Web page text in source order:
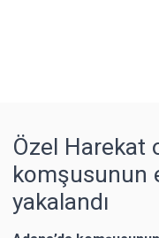
Özel Harekat
komşusunun
yakalandı